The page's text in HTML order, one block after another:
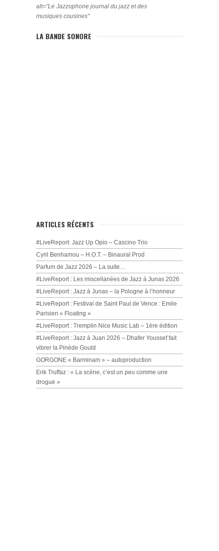
alt="Le Jazzophone journal du jazz et des
musiques cousines"
LA BANDE SONORE
ARTICLES RÉCENTS
#LiveReport: Jazz Up Opio – Cascino Trio
Cyril Benhamou – H.O.T. – Binaural Prod
Parfum de Jazz 2026 – La suite…
#LiveReport : Les miscellanées de Jazz à Junas 2026
#LiveReport : Jazz à Junas – la Pologne à l’honneur
#LiveReport : Festival de Saint Paul de Vence : Emile
Parisien « Floating »
#LiveReport : Tremplin Nice Music Lab – 1ère édition
#LiveReport : Jazz à Juan 2026 – Dhafer Youssef fait
vibrer la Pinède Gould
GORGONE « Barminam » – autoproduction
Erik Truffaz : « La scène, c’est un peu comme une
drogue »